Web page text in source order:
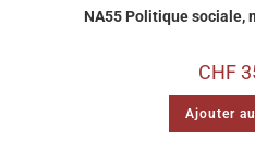
NA55 Politique sociale,
CHF
Ajouter